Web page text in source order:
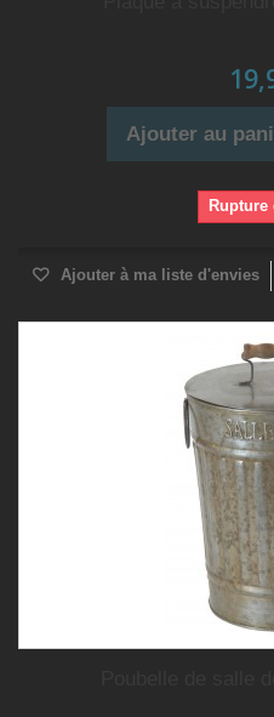
Ajouter au
Rupture
Ajouter à ma liste d'envies